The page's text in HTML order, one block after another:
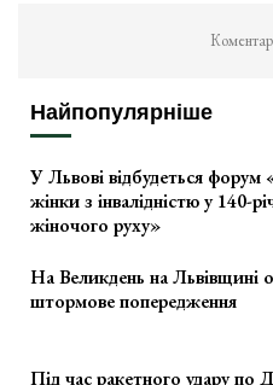
Найпопулярніше
У Львові відбудеться форум
жінки з інвалідністю у 140-
жіночого руху»
На Великдень на Львівщині
штормове попередження
Під час ракетного удару по